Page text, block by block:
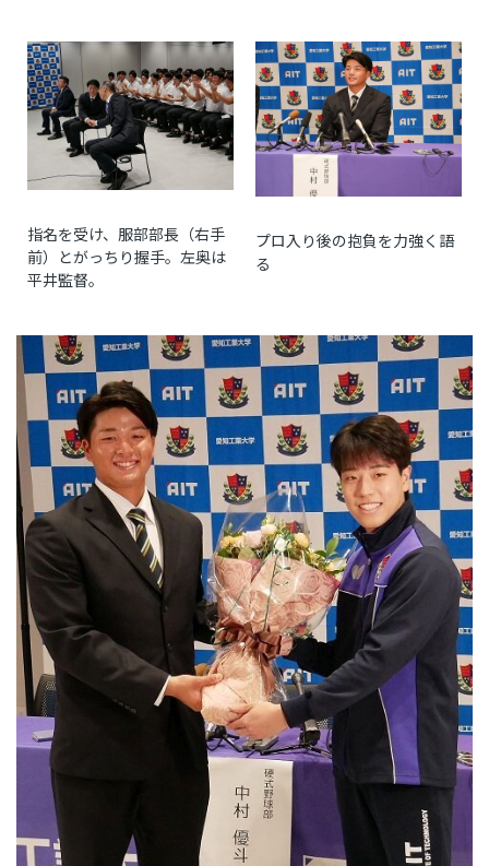
指名を受け、服部部長（右手
前）とがっちり握手。左奥は
平井監督。
プロ入り後の抱負を力強く語
る